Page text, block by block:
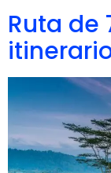
Ruta de